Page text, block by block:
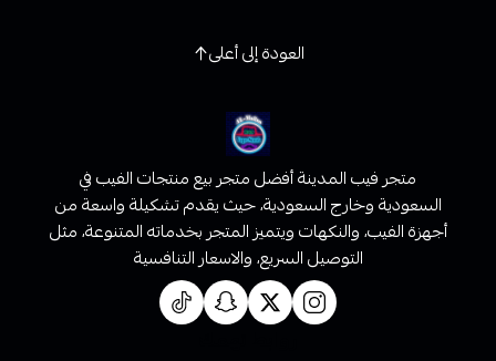
العودة إلى أعلى
متجر فيب المدينة أفضل متجر بيع منتجات الفيب في
السعودية وخارج السعودية، حيث يقدم تشكيلة واسعة من
أجهزة الفيب، والنكهات ويتميز المتجر بخدماته المتنوعة، مثل
التوصيل السريع، والاسعار التنافسية